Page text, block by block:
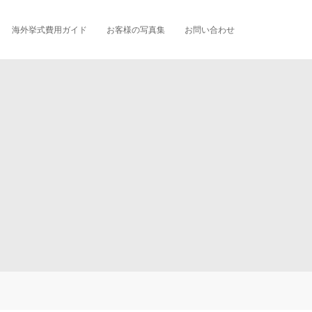
海外挙式費用ガイド お客様の写真集 お問い合わせ